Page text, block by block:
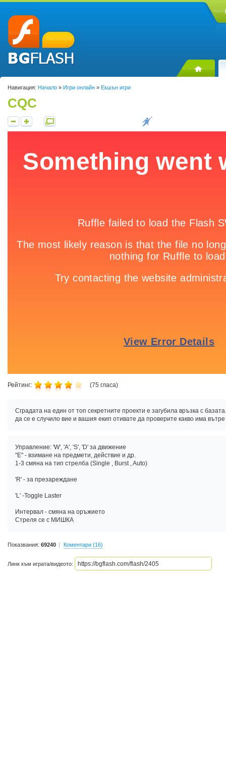
Навигация: Начало » Игри онлайн » Екшън игри
CQC
Рейтинг: (75 гласа)
Сградата на един от топ секретните проекти е загубила връзка с
да се е случило вие и вашия екип отивате да проверите какво има вътре
Управление: 'W', 'A', 'S', 'D' за движение
"E" - взимане на предмети, действие и др.
1-3 смяна на тип стрелба (Single , Burst , Auto)
'R' - за презареждане
'L' -Toggle Laster
Интервал - смяна на оръжието
Стреля се с МИШКА
Показвания: 69240 Коментари (16)
Линк към играта/видеото: